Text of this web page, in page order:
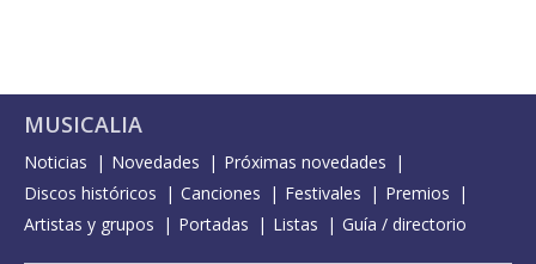
MUSICALIA
Noticias Novedades
Próximas novedades
Discos históricos
Canciones Festivales
Premios
Artistas y grupos
Portadas Listas Guía / directorio